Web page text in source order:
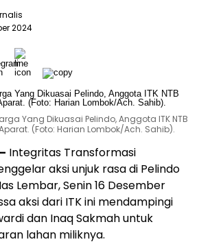
2024
Yang Dikuasai Pelindo, Anggota ITK NTB
(Foto: Harian Lombok/Ach. Sahib).
Integritas Transformasi
aksi unjuk rasa di Pelindo
Lembar, Senin 16 Desember
aksi dari ITK ini mendampingi
dan Inaq Sakmah untuk
lahan miliknya.